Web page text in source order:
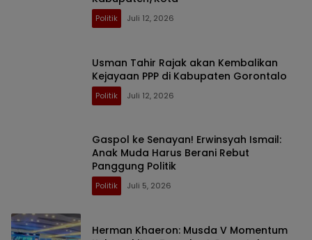
Politik Juli 12, 2026
Usman Tahir Rajak akan Kembalikan
Kejayaan PPP di Kabupaten Gorontalo
Politik Juli 12, 2026
Gaspol ke Senayan! Erwinsyah Ismail:
Anak Muda Harus Berani Rebut
Panggung Politik
Politik Juli 5, 2026
Herman Khaeron: Musda V Momentum